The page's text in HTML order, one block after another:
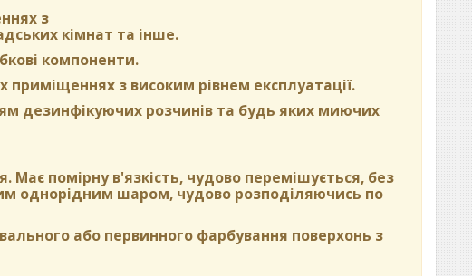
з
кімнат та інше.
компоненти.
приміщеннях з високим рівнем експлуатації.
дезинфікуючих розчинів та будь яких миючих
помірну в'язкість, чудово перемішується, без
однорідним шаром, чудово розподіляючись по
або первинного фарбування поверхонь з